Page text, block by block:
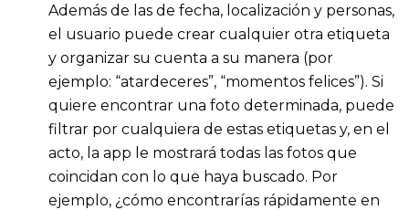
Además de las de fecha, localización y personas,
el usuario puede crear cualquier otra etiqueta
y organizar su cuenta a su manera (por
ejemplo: “atardeceres”, “momentos felices”). Si
quiere encontrar una foto determinada, puede
filtrar por cualquiera de estas etiquetas y, en el
acto, la app le mostrará todas las fotos que
coincidan con lo que haya buscado. Por
ejemplo, ¿cómo encontrarías rápidamente en